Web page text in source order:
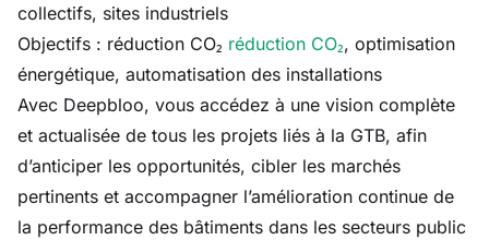
collectifs, sites industriels
Objectifs : réduction CO₂ réduction CO₂, optimisation
énergétique, automatisation des installations
Avec Deepbloo, vous accédez à une vision complète
et actualisée de tous les projets liés à la GTB, afin
d’anticiper les opportunités, cibler les marchés
pertinents et accompagner l’amélioration continue de
la performance des bâtiments dans les secteurs public